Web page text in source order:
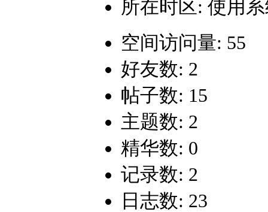
所在时区: 使用
空间访问量: 55
好友数: 2
帖子数: 15
主题数: 2
精华数: 0
记录数: 2
日志数: 23